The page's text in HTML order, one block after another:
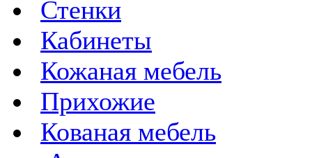
Стенки
Кабинеты
Кожаная мебель
Прихожие
Кованая мебель